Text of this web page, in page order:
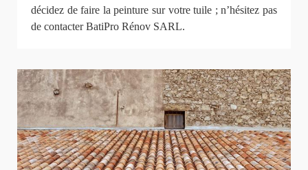
décidez de faire la peinture sur votre tuile ; n’hésitez pas
de contacter BatiPro Rénov SARL.